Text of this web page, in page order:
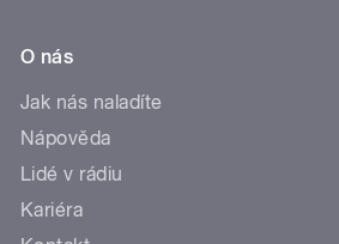
O nás
Jak nás naladíte
Nápověda
Lidé v rádiu
Kariéra